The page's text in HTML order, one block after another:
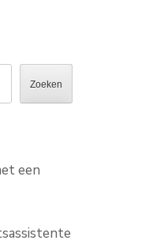
Zoeken
een